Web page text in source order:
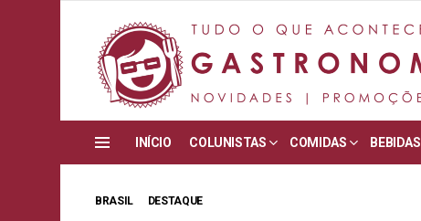
INÍCIO COLUNISTAS COMIDAS BEBIDAS
BRASIL DESTAQUE